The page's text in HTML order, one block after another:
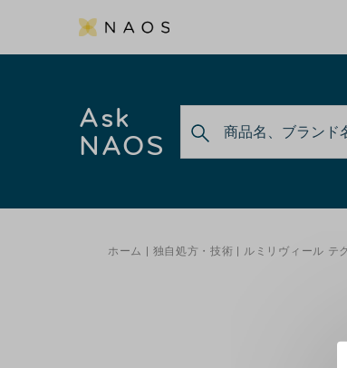
Ask
NAOS
ホーム 独自処方・技術 ルミリヴィール テ